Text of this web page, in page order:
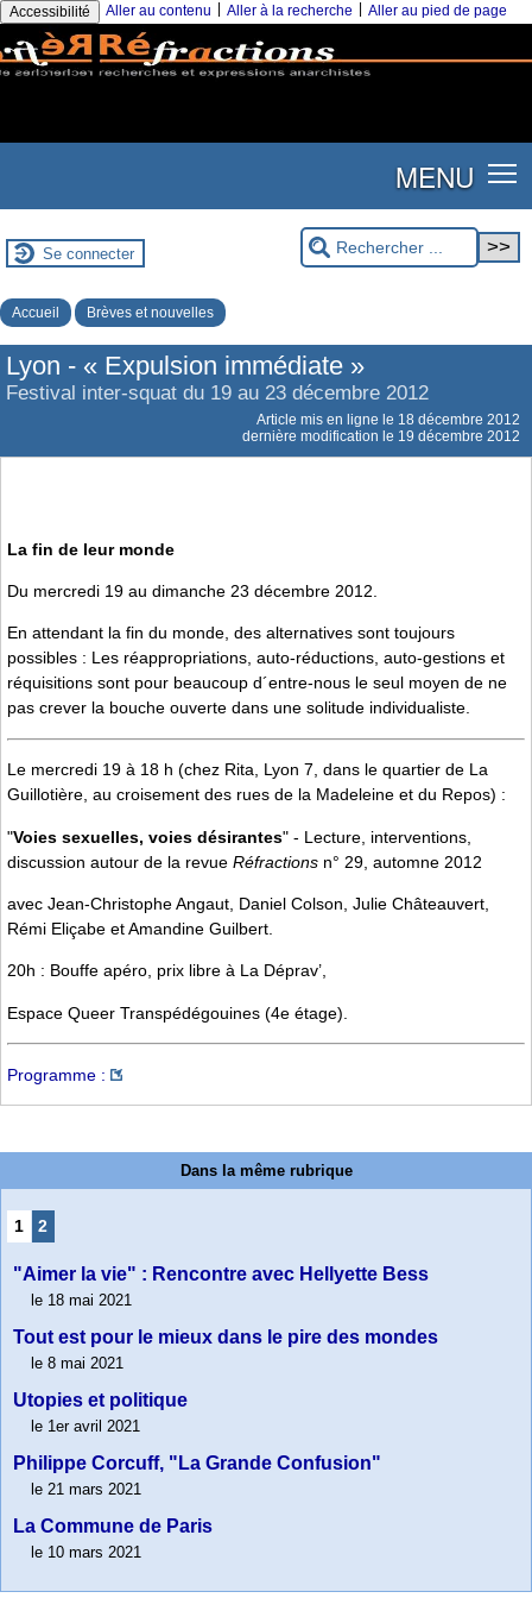
Accessibilité Aller au contenu Aller à la recherche Aller au pied de page
MENU
Se connecter
Accueil Brèves et nouvelles
Lyon - « Expulsion immédiate »
Festival inter-squat du 19 au 23 décembre 2012
Article mis en ligne le 18 décembre 2012
dernière modification le 19 décembre 2012
La fin de leur monde
Du mercredi 19 au dimanche 23 décembre 2012.
En attendant la fin du monde, des alternatives sont toujours
possibles : Les réappropriations, auto-réductions, auto-gestions et
réquisitions sont pour beaucoup d´entre-nous le seul moyen de ne
pas crever la bouche ouverte dans une solitude individualiste.
Le mercredi 19 à 18 h (chez Rita, Lyon 7, dans le quartier de La
Guillotière, au croisement des rues de la Madeleine et du Repos) :
"Voies sexuelles, voies désirantes" - Lecture, interventions,
discussion autour de la revue Réfractions n° 29, automne 2012
avec Jean-Christophe Angaut, Daniel Colson, Julie Châteauvert,
Rémi Eliçabe et Amandine Guilbert.
20h : Bouffe apéro, prix libre à La Déprav’,
Espace Queer Transpédégouines (4e étage).
Programme :
Dans la même rubrique
1 2
"Aimer la vie" : Rencontre avec Hellyette Bess
le 18 mai 2021
Tout est pour le mieux dans le pire des mondes
le 8 mai 2021
Utopies et politique
le 1er avril 2021
Philippe Corcuff, "La Grande Confusion"
le 21 mars 2021
La Commune de Paris
le 10 mars 2021